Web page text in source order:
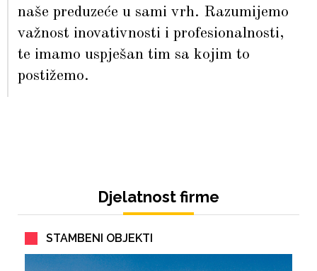
naše preduzeće u sami vrh. Razumijemo
važnost inovativnosti i profesionalnosti,
te imamo uspješan tim sa kojim to
postižemo.
Djelatnost firme
STAMBENI OBJEKTI